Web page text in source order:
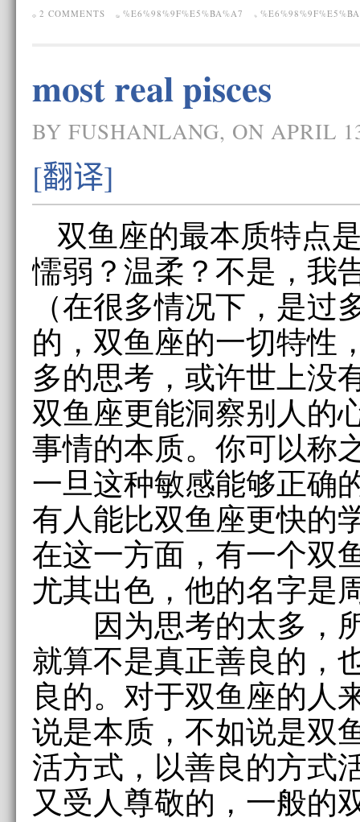
2 COMMENTS %E6%98%9F%E5%BA%A7
most real pisces
BY FUSHANLANG, ON APRIL
[翻译]
双鱼座的最本质特点
懦弱？温柔？不是，我
（在很多情况下，是过
的，双鱼座的一切特性
多的思考，或许世上没
双鱼座更能洞察别人的
事情的本质。你可以称
一旦这种敏感能够正确
有人能比双鱼座更快的
在这一方面，有一个双
尤其出色，他的名字是
因为思考的太多，
就算不是真正善良的，
良的。对于双鱼座的人
说是本质，不如说是双
活方式，以善良的方式
又受人尊敬的，一般的